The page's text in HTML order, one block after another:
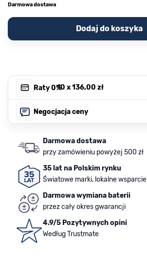
Darmowa dostawa
Dodaj do koszyka
Raty 0%, 10 x136,00 zł
Negocjacja ceny
Darmowa dostawa
przy zamówieniu powyżej 500 zł
35 lat na Polskim rynku
Światowe marki, lokalne wsparcie
Darmowa wymiana baterii
przez cały okres gwarancji
4.9/5 Pozytywnych opini
Według Trustmate